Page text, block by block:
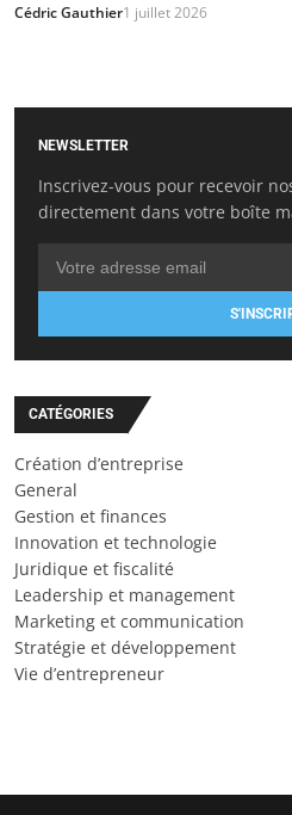
Cédric Gauthier1 juillet 2026
NEWSLETTER
Inscrivez-vous pour recevoir
directement dans votre boîte
CATÉGORIES
Création d’entreprise
General
Gestion et finances
Innovation et technologie
Juridique et fiscalité
Leadership et management
Marketing et communication
Stratégie et développement
Vie d’entrepreneur